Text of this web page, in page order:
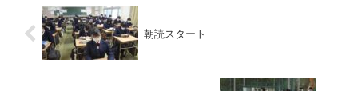
朝読スタート